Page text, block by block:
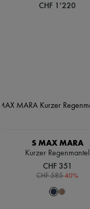
CHF 1’220
S MAX MARA
Kurzer Regenmantel
CHF 351
CHF 585-40%